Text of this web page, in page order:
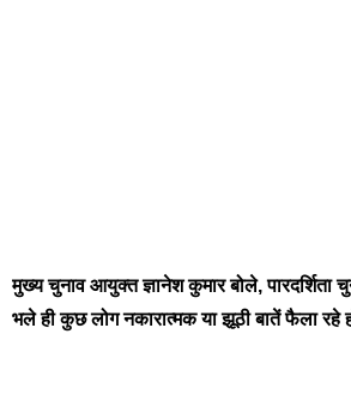
मुख्य चुनाव आयुक्त ज्ञानेश कुमार बोले, पारदर्शिता
भले ही कुछ लोग नकारात्मक या झूठी बातें फैला रहे